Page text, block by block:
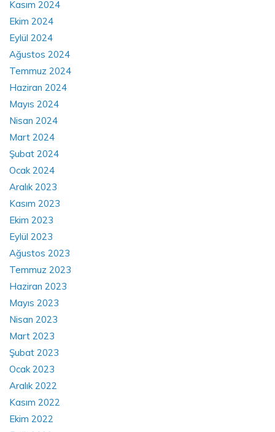
Kasım 2024
Ekim 2024
Eylül 2024
Ağustos 2024
Temmuz 2024
Haziran 2024
Mayıs 2024
Nisan 2024
Mart 2024
Şubat 2024
Ocak 2024
Aralık 2023
Kasım 2023
Ekim 2023
Eylül 2023
Ağustos 2023
Temmuz 2023
Haziran 2023
Mayıs 2023
Nisan 2023
Mart 2023
Şubat 2023
Ocak 2023
Aralık 2022
Kasım 2022
Ekim 2022